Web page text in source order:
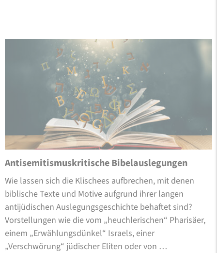
Antisemitismuskritische Bibelauslegungen
Wie lassen sich die Klischees aufbrechen, mit denen
biblische Texte und Motive aufgrund ihrer langen
antijüdischen Auslegungsgeschichte behaftet sind?
Vorstellungen wie die vom „heuchlerischen“ Pharisäer,
einem „Erwählungsdünkel“ Israels, einer
„Verschwörung“ jüdischer Eliten oder von …